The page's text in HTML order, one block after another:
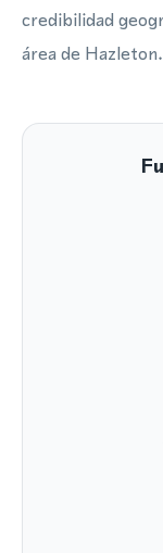
credibilidad
área de Hazleton.